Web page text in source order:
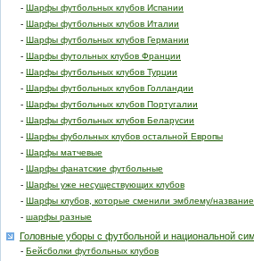
- Шарфы футбольных клубов Испании
- Шарфы футбольных клубов Италии
- Шарфы футбольных клубов Германии
- Шарфы футольных клубов Франции
- Шарфы футбольных клубов Турции
- Шарфы футбольных клубов Голландии
- Шарфы футбольных клубов Португалии
- Шарфы футбольных клубов Беларусии
- Шарфы фубольных клубов остальной Европы
- Шарфы матчевые
- Шарфы фанатские футбольные
- Шарфы уже несуществующих клубов
- Шарфы клубов, которые сменили эмблему/название
- шарфы разные
Головные уборы с футбольной и национальной
- Бейсболки футбольных клубов